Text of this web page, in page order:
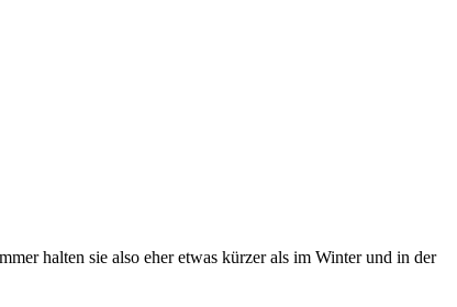
halten sie also eher etwas kürzer als im Winter und in der